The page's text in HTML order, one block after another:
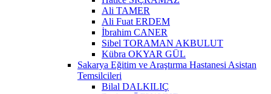
Ali TAMER
Ali Fuat ERDEM
İbrahim CANER
Sibel TORAMAN AKBULUT
Kübra OKYAR GÜL
Sakarya Eğitim ve Araştırma Hastanesi Asistan
Temsilcileri
Bilal DALKILIÇ